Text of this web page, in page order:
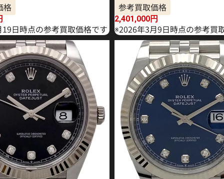
格
日時点の参考買取価格です
参考買取価格
2,401,000円
※2026年3月9日時点の参考買